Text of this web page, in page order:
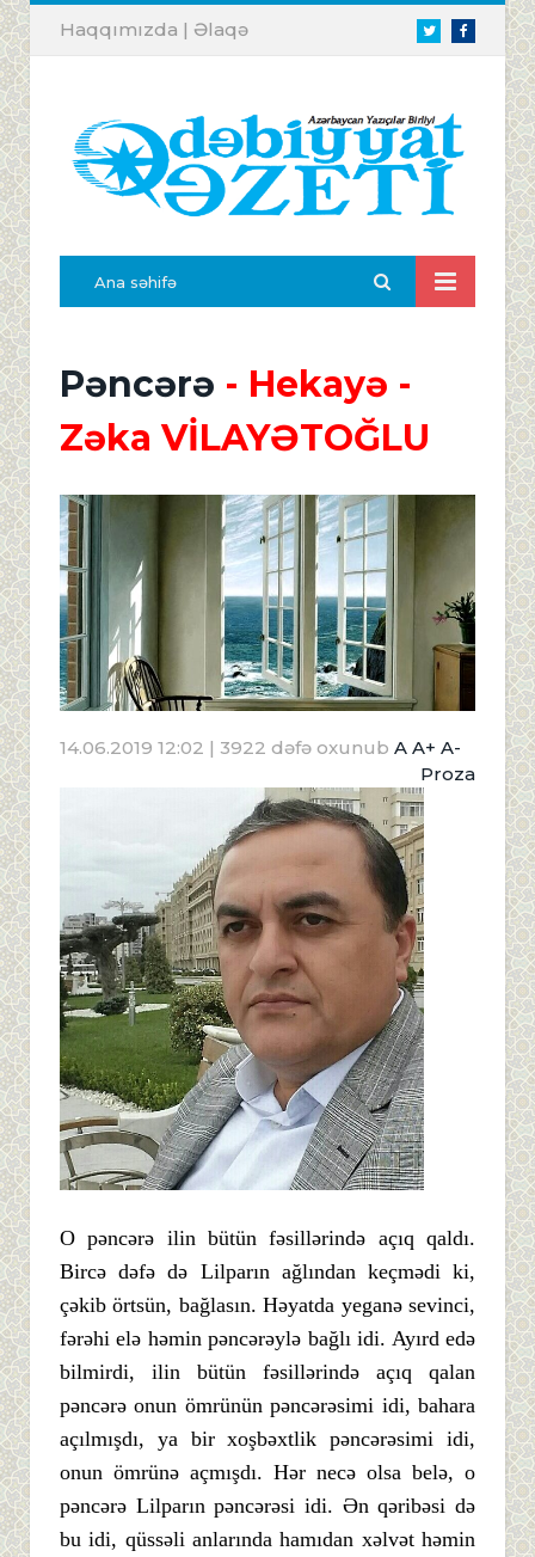
TwitterFacebook
Haqqımızda | Əlaqə
Ana səhifə
Pəncərə - Hekayə -
Zəka VİLAYƏTOĞLU
14.06.2019 12:02 | 3922 dəfə oxunub A A+ A-
Proza
O pəncərə ilin bütün fəsillərində açıq qaldı.
Bircə dəfə də Lilparın ağlından keçmədi ki,
çəkib örtsün, bağlasın. Həyatda yeganə sevinci,
fərəhi elə həmin pəncərəylə bağlı idi. Ayırd edə
bilmirdi, ilin bütün fəsillərində açıq qalan
pəncərə onun ömrünün pəncərəsimi idi, bahara
açılmışdı, ya bir xoşbəxtlik pəncərəsimi idi,
onun ömrünə açmışdı. Hər necə olsa belə, o
pəncərə Lilparın pəncərəsi idi. Ən qəribəsi də
bu idi, qüssəli anlarında hamıdan xəlvət həmin